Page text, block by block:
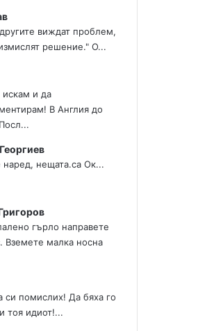
виждат проблем,
решение." О...
и да
В Англия до
наред, нещата.са Ок...
гърло направете
Вземете малка носна
си помислих! Да бяха го
тоя идиот!...